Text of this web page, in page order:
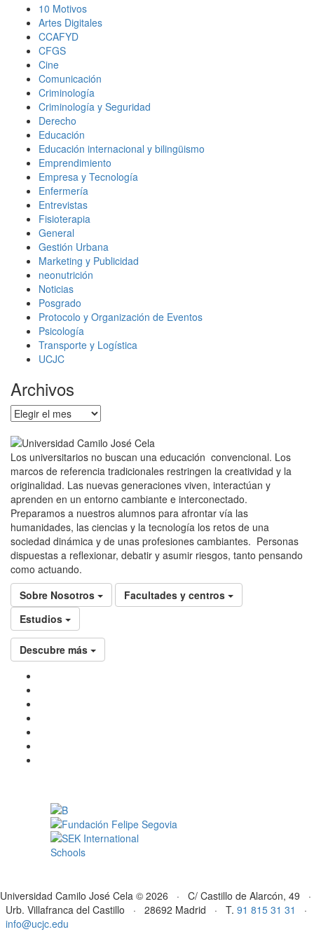
10 Motivos
Artes Digitales
CCAFYD
CFGS
Cine
Comunicación
Criminología
Criminología y Seguridad
Derecho
Educación
Educación internacional y bilingüismo
Emprendimiento
Empresa y Tecnología
Enfermería
Entrevistas
Fisioterapia
General
Gestión Urbana
Marketing y Publicidad
neonutrición
Noticias
Posgrado
Protocolo y Organización de Eventos
Psicología
Transporte y Logística
UCJC
Archivos
Archivos
Los universitarios no buscan una educación convencional. Los
marcos de referencia tradicionales restringen la creatividad y la
originalidad. Las nuevas generaciones viven, interactúan y
aprenden en un entorno cambiante e interconectado.
Preparamos a nuestros alumnos para afrontar vía las
humanidades, las ciencias y la tecnología los retos de una
sociedad dinámica y de unas profesiones cambiantes. Personas
dispuestas a reflexionar, debatir y asumir riesgos, tanto pensando
como actuando.
Sobre Nosotros
Facultades y centros
Estudios
Descubre más
Universidad Camilo José Cela © 2026 · C/ Castillo de Alarcón, 49 ·
Urb. Villafranca del Castillo · 28692 Madrid · T. 91 815 31 31
·
info@ucjc.edu